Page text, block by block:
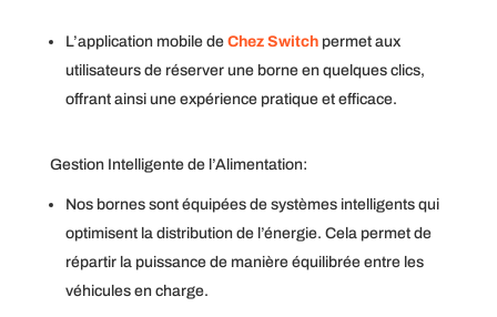
L’application mobile de Chez Switch permet aux
utilisateurs de réserver une borne en quelques clics,
offrant ainsi une expérience pratique et efficace.
Gestion Intelligente de l’Alimentation:
Nos bornes sont équipées de systèmes intelligents qui
optimisent la distribution de l’énergie. Cela permet de
répartir la puissance de manière équilibrée entre les
véhicules en charge.